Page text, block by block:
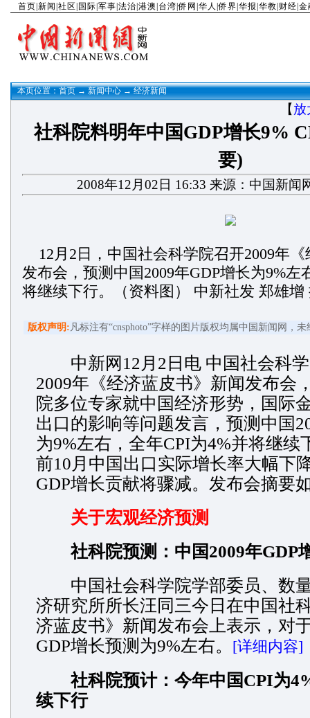
首页 新闻 社区 国际 军事 法治 港澳 台湾 |侨网 华人 |侨界 华报 华教 财经 金
本页位置： 首页 → 新闻中心 → 经济新闻
【放
社科院料明年中国GDP增长9%
要)
2008年12月02日 16:33 来源：中国新闻
12月2日，中国社会科学院召开2009年
发布会，预测中国2009年GDP增长为9%左
将继续下行。（资料图） 中新社发 郑雄增
版权声明: 凡标注有“cnsphoto”字样的图片版权均属中国新闻网，
中新网12月2日电 中国社会科学
2009年《经济蓝皮书》新闻发布会
院多位专家就中国经济形势，国际
出口的影响等问题发言，预测中国
为9%左右，全年CPI为4%并将继续
前10月中国出口实际增长率大幅下
GDP增长贡献将骤减。发布会摘要
关于宏观经济预测
社科院预测：中国2009年GDP
中国社会科学院学部委员、数
济研究所所长汪同三今日在中国社
济蓝皮书》新闻发布会上表示，对
GDP增长预测为9%左右。
[详细内容]
社科院预计：今年中国CPI为
续下行